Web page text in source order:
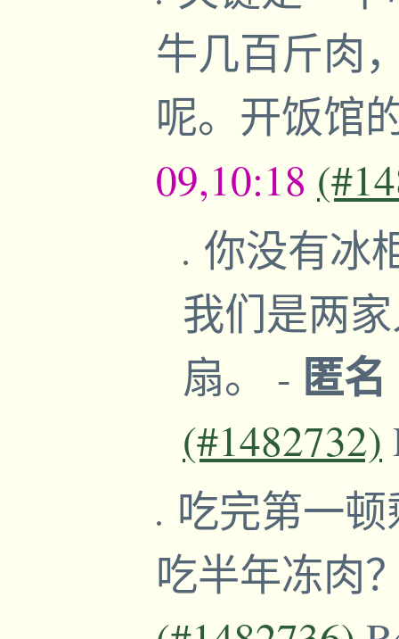
牛几百斤肉
呢。开饭馆
09,10:18
你没有冰
我们是两
扇。 - 匿名
(#1482732)
吃完第一
吃半年冻肉